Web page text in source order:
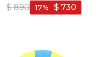
$ 890 $ 730
17